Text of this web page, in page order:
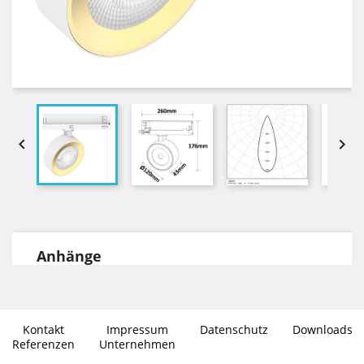
 
Anhänge
Photometrische Daten im .ies
Dateiformat
Kontakt Impressum Datenschutz
Downloads
Referenzen
Unternehmen